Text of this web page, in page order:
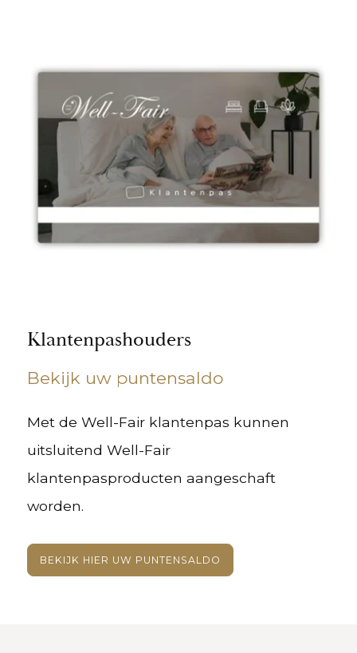
Klantenpashouders
Bekijk uw puntensaldo
Met de Well-Fair klantenpas kunnen
uitsluitend Well-Fair
klantenpasproducten aangeschaft
worden.
BEKIJK HIER UW PUNTENSALDO